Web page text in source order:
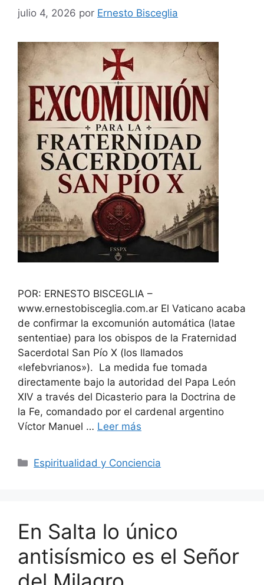
julio 4, 2026 por Ernesto Bisceglia
POR: ERNESTO BISCEGLIA –
www.ernestobisceglia.com.ar El Vaticano acaba
de confirmar la excomunión automática (latae
sententiae) para los obispos de la Fraternidad
Sacerdotal San Pío X (los llamados
«lefebvrianos»). La medida fue tomada
directamente bajo la autoridad del Papa León
XIV a través del Dicasterio para la Doctrina de
la Fe, comandado por el cardenal argentino
Víctor Manuel … Leer más
Categorías
Espiritualidad y Conciencia
En Salta lo único
antisísmico es el Señor